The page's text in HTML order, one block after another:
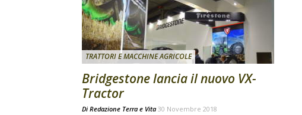
TRATTORI E MACCHINE AGRICOLE
Bridgestone lancia il nuovo VX-
Tractor
Di Redazione Terra e Vita 30 Novembre 2018